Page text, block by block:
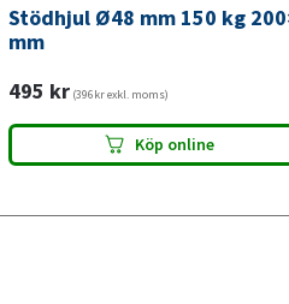
Stödhjul Ø48 mm 150 kg
mm
495 kr(396kr exkl. moms)
Köp online